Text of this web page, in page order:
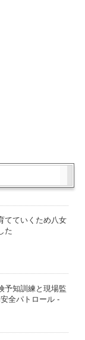
てていくため八女
た
予知訓練と現場監
全パトロール -